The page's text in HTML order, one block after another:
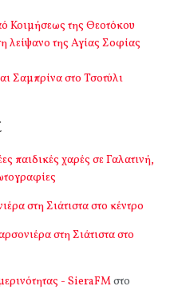
Κοιμήσεως της Θεοτόκου
της Αγίας Σοφίας
Σαμπρίνα στο Τσοτύλι
παιδικές χαρές σε Γαλατινή,
στη Σιάτιστα στο κέντρο
στη Σιάτιστα στο
- SieraFMστο